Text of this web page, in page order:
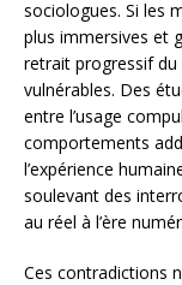
sociologues. Si les
plus immersives et
retrait progressif du
vulnérables. Des
entre l’usage
comportements
l’expérience
soulevant des
au réel à l’ère
Ces contradictions